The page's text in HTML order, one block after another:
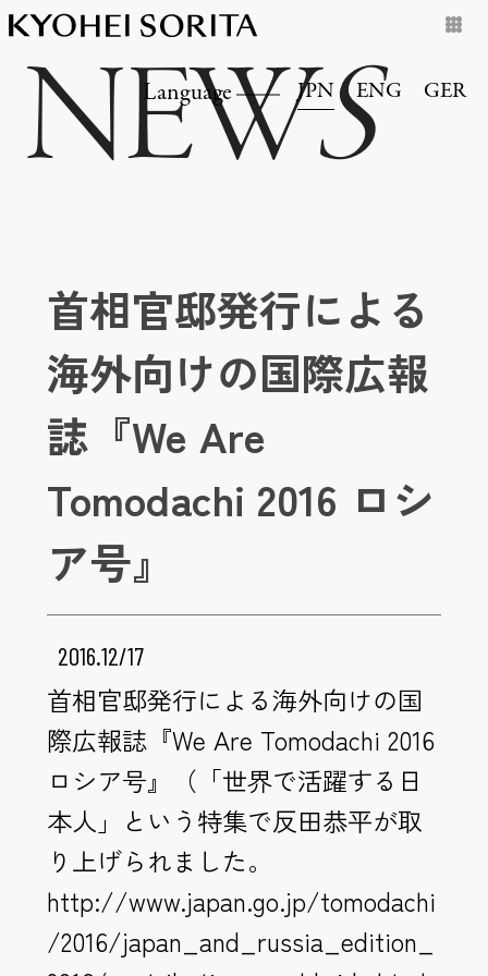
Language JPN ENG GER
NEWS
首相官邸発行による
海外向けの国際広報
誌『We Are
Tomodachi 2016 ロシ
ア号』
2016.12/17
首相官邸発行による海外向けの国
際広報誌『We Are Tomodachi 2016
ロシア号』（「世界で活躍する日
本人」という特集で反田恭平が取
り上げられました。
http://www.japan.go.jp/tomodachi
/2016/japan_and_russia_edition_